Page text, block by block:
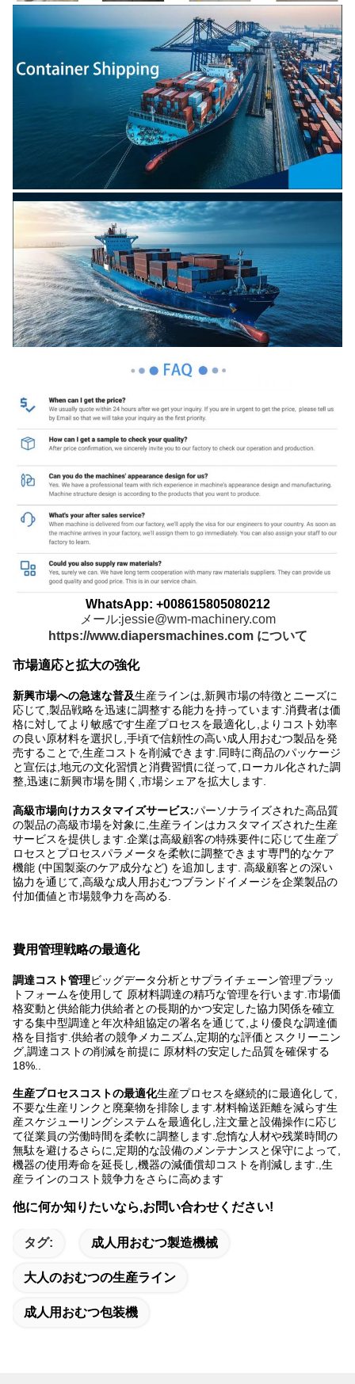
WhatsApp: +008615805080212
メール:jessie@wm-machinery.com
https://www.diapersmachines.com について
市場適応と拡大の強化
新興市場への急速な普及生産ラインは,新興市場の特徴とニーズに
応じて,製品戦略を迅速に調整する能力を持っています.消費者は価
格に対してより敏感です生産プロセスを最適化し,よりコスト効率
の良い原材料を選択し,手頃で信頼性の高い成人用おむつ製品を発
売することで,生産コストを削減できます.同時に商品のパッケージ
と宣伝は,地元の文化習慣と消費習慣に従って,ローカル化された調
整,迅速に新興市場を開く,市場シェアを拡大します.
高級市場向けカスタマイズサービス:パーソナライズされた高品質
の製品の高級市場を対象に,生産ラインはカスタマイズされた生産
サービスを提供します.企業は高級顧客の特殊要件に応じて生産プ
ロセスとプロセスパラメータを柔軟に調整できます専門的なケア
機能 (中国製薬のケア成分など) を追加します. 高級顧客との深い
協力を通じて,高級な成人用おむつブランドイメージを企業製品の
付加価値と市場競争力を高める.
費用管理戦略の最適化
調達コスト管理ビッグデータ分析とサプライチェーン管理プラッ
トフォームを使用して 原材料調達の精巧な管理を行います.市場価
格変動と供給能力供給者との長期的かつ安定した協力関係を確立
する集中型調達と年次枠組協定の署名を通じて,より優良な調達価
格を目指す.供給者の競争メカニズム,定期的な評価とスクリーニン
グ,調達コストの削減を前提に 原材料の安定した品質を確保する
18%..
生産プロセスコストの最適化生産プロセスを継続的に最適化して,
不要な生産リンクと廃棄物を排除します.材料輸送距離を減らす生
産スケジューリングシステムを最適化し,注文量と設備操作に応じ
て従業員の労働時間を柔軟に調整します.怠惰な人材や残業時間の
無駄を避けるさらに,定期的な設備のメンテナンスと保守によって,
機器の使用寿命を延長し,機器の減価償却コストを削減します.,生
産ラインのコスト競争力をさらに高めます
他に何か知りたいなら,お問い合わせください!
タグ: 成人用おむつ製造機械
大人のおむつの生産ライン
成人用おむつ包装機